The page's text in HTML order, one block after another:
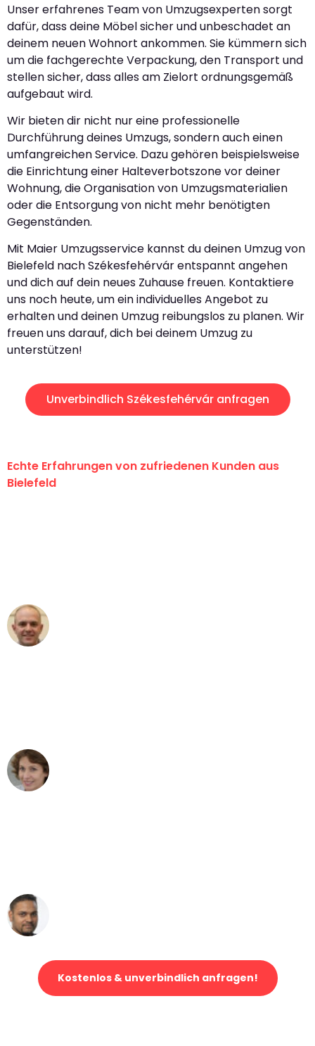
Unser erfahrenes Team von Umzugsexperten sorgt
dafür, dass deine Möbel sicher und unbeschadet an
deinem neuen Wohnort ankommen. Sie kümmern sich
um die fachgerechte Verpackung, den Transport und
stellen sicher, dass alles am Zielort ordnungsgemäß
aufgebaut wird.
Wir bieten dir nicht nur eine professionelle
Durchführung deines Umzugs, sondern auch einen
umfangreichen Service. Dazu gehören beispielsweise
die Einrichtung einer Halteverbotszone vor deiner
Wohnung, die Organisation von Umzugsmaterialien
oder die Entsorgung von nicht mehr benötigten
Gegenständen.
Mit Maier Umzugsservice kannst du deinen Umzug von
Bielefeld nach Székesfehérvár entspannt angehen
und dich auf dein neues Zuhause freuen. Kontaktiere
uns noch heute, um ein individuelles Angebot zu
erhalten und deinen Umzug reibungslos zu planen. Wir
freuen uns darauf, dich bei deinem Umzug zu
unterstützen!
Unverbindlich Székesfehérvár anfragen
Echte Erfahrungen von zufriedenen Kunden aus
Bielefeld
Kostenlos & unverbindlich anfragen!